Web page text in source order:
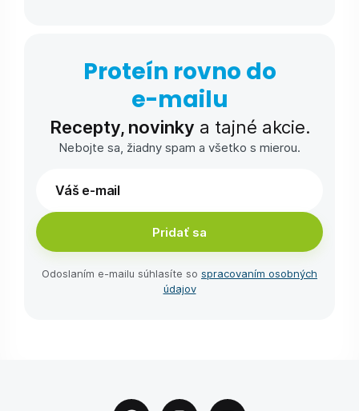
Proteín rovno do
e-⁠mailu
Recepty, novinky a tajné akcie.
Nebojte sa, žiadny spam a všetko s mierou.
Pridať sa
Odoslaním e-⁠mailu súhlasíte so spracovaním osobných
údajov